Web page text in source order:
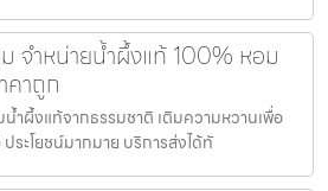
จำหน่ายน้ำผึ้งแท้ 100% หอม
คาถูก
ำผึ้งแท้จากธรรมชาติ เติมความหวานเพื่อ
ระโยชน์มากมาย บริการส่งได้ทั